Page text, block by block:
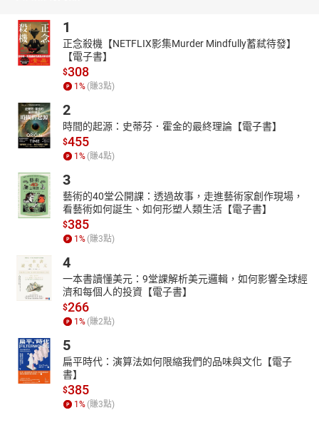
1
正念殺機【NETFLIX影集Murder Mindfully蓄弒待發】
【電子書】
$308
1% (賺3點)
2
時間的起源：史蒂芬．霍金的最終理論【電子書】
$455
1% (賺4點)
3
藝術的40堂公開課：透過故事，走進藝術家創作現場，
看藝術如何誕生、如何形塑人類生活【電子書】
$385
1% (賺3點)
4
一本書讀懂美元：9堂課解析美元邏輯，如何影響全球經
濟和每個人的投資【電子書】
$266
1% (賺2點)
5
扁平時代：演算法如何限縮我們的品味與文化【電子
書】
$385
1% (賺3點)